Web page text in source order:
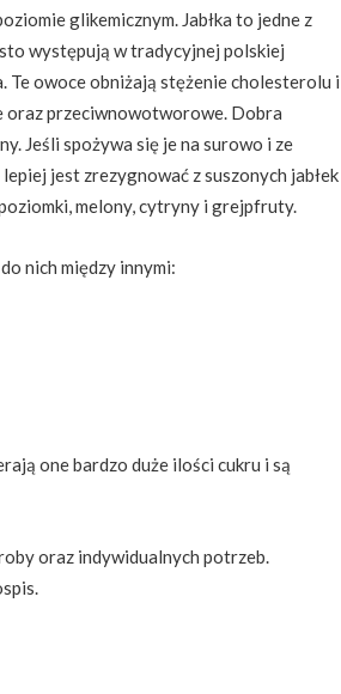
glikemicznym. Jabłka to jedne z
występują w tradycyjnej polskiej
Te owoce obniżają stężenie cholesterolu i
oraz przeciwnowotworowe. Dobra
Jeśli spożywa się je na surowo i ze
jest zrezygnować z suszonych jabłek
melony, cytryny i grejpfruty.
nich między innymi:
one bardzo duże ilości cukru i są
oraz indywidualnych potrzeb.